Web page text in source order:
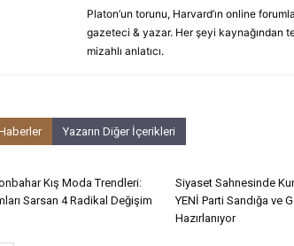
Platon’un torunu, Harvard’ın online
gazeteci & yazar. Her şeyi kaynağından
mizahlı anlatıcı.
Yazarın Diğer İçerikleri
Kış Moda Trendleri:
Sarsan 4 Radikal Değişim
Siyaset Sahnesinde
YENİ Parti Sandığa ve
Hazırlanıyor